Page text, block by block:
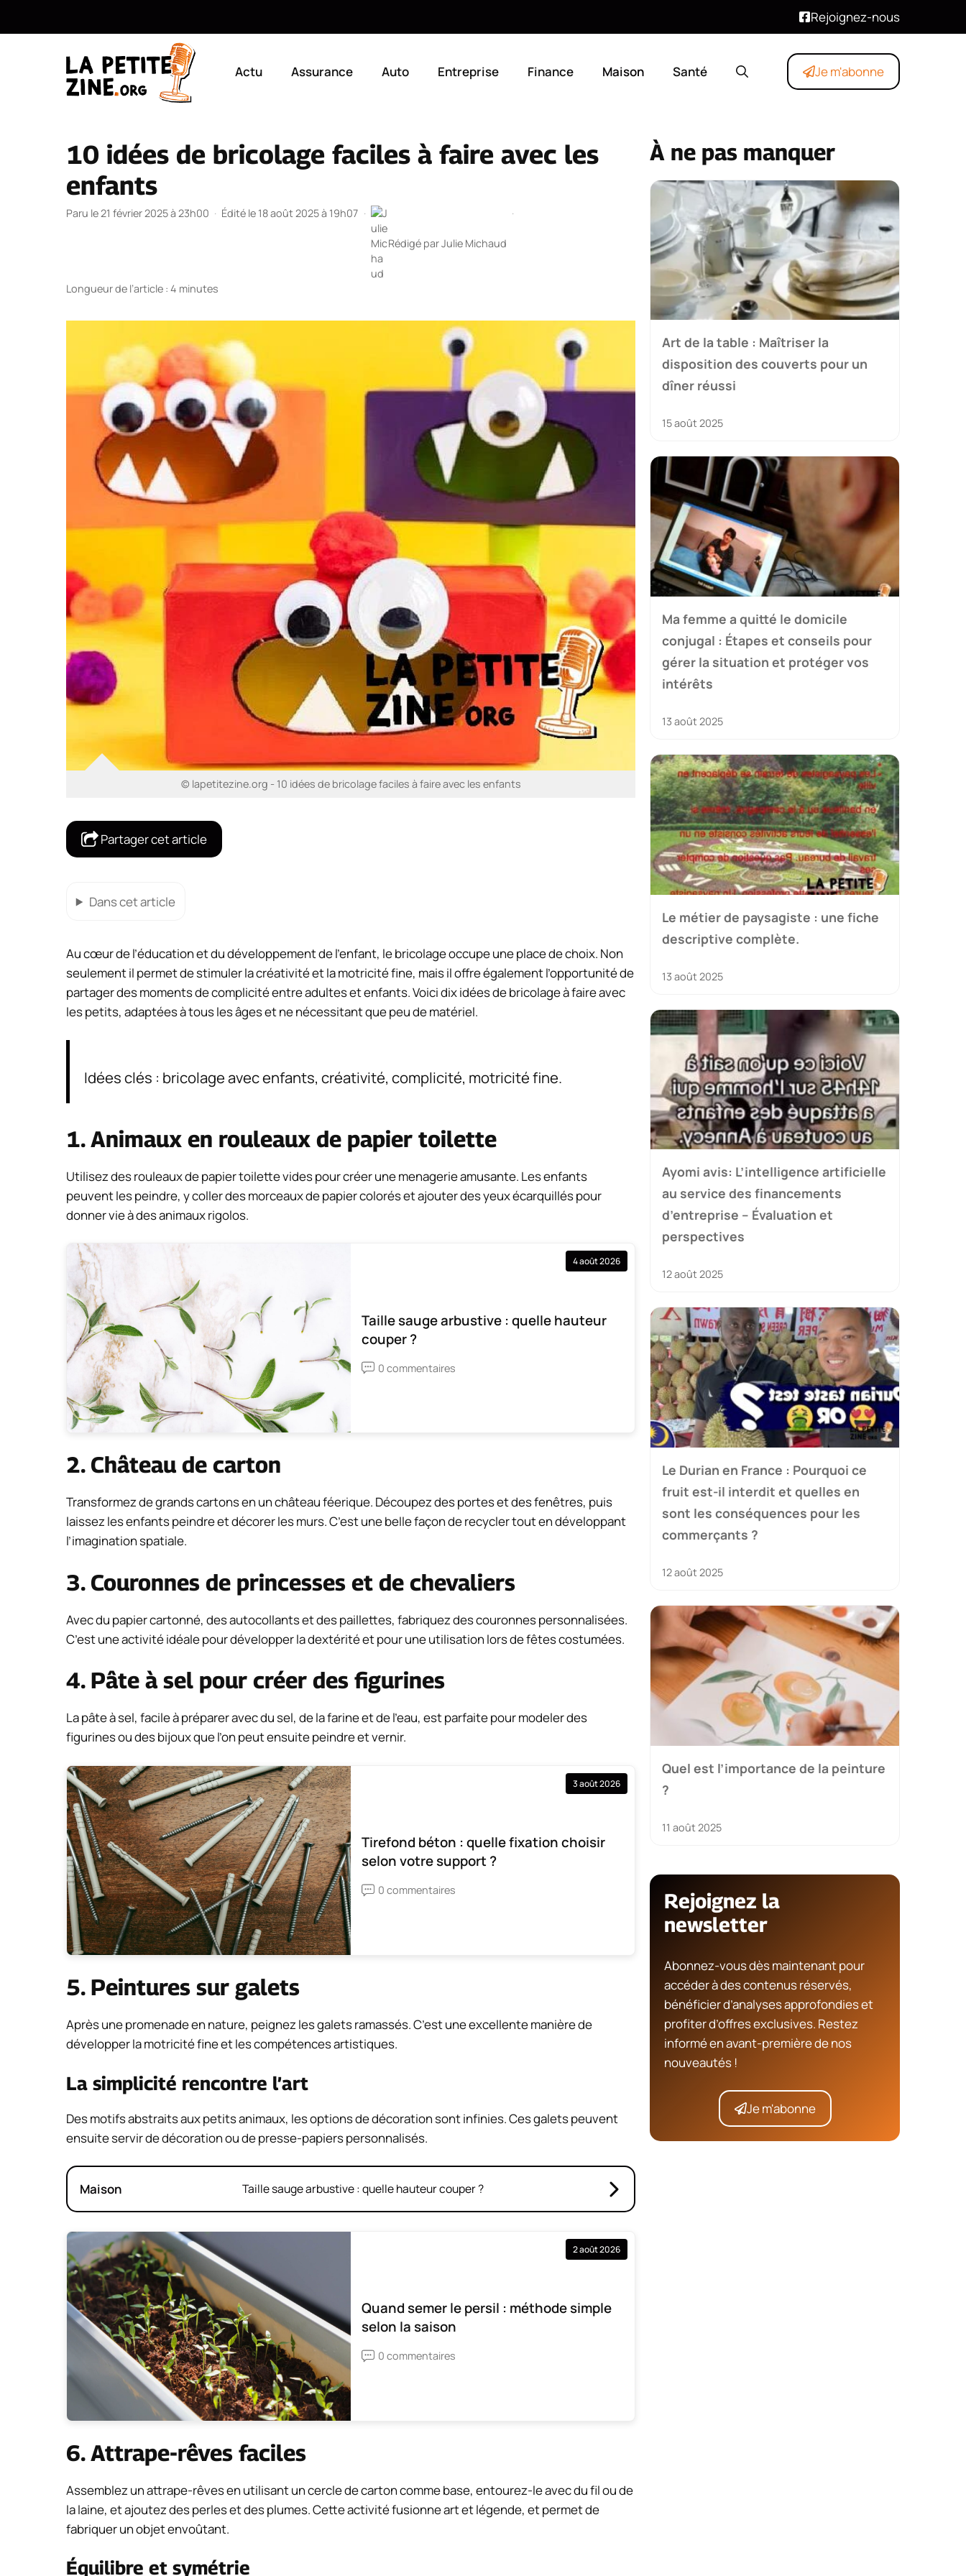
Rejoignez-nous
Actu Assurance Auto Entreprise Finance Maison Santé Je m'abonne
10 idées de bricolage faciles à faire avec les
enfants
Paru le 21 février 2025 à 23h00 · Édité le 18 août 2025 à 19h07 ·
Rédigé parJulie Michaud
·
Longueur de l’article : 4 minutes
© lapetitezine.org - 10 idées de bricolage faciles à faire avec les enfants
Partager cet article
Dans cet article
Au cœur de l’éducation et du développement de l’enfant, le bricolage occupe une place de choix. Non
seulement il permet de stimuler la créativité et la motricité fine, mais il offre également l’opportunité de
partager des moments de complicité entre adultes et enfants. Voici dix idées de bricolage à faire avec
les petits, adaptées à tous les âges et ne nécessitant que peu de matériel.
Idées clés : bricolage avec enfants, créativité, complicité, motricité fine.
1. Animaux en rouleaux de papier toilette
Utilisez des rouleaux de papier toilette vides pour créer une menagerie amusante. Les enfants
peuvent les peindre, y coller des morceaux de papier colorés et ajouter des yeux écarquillés pour
donner vie à des animaux rigolos.
4 août 2026
Taille sauge arbustive : quelle hauteur
couper ?
0 commentaires
2. Château de carton
Transformez de grands cartons en un château féerique. Découpez des portes et des fenêtres, puis
laissez les enfants peindre et décorer les murs. C’est une belle façon de recycler tout en développant
l’imagination spatiale.
3. Couronnes de princesses et de chevaliers
Avec du papier cartonné, des autocollants et des paillettes, fabriquez des couronnes personnalisées.
C’est une activité idéale pour développer la dextérité et pour une utilisation lors de fêtes costumées.
4. Pâte à sel pour créer des figurines
La pâte à sel, facile à préparer avec du sel, de la farine et de l’eau, est parfaite pour modeler des
figurines ou des bijoux que l’on peut ensuite peindre et vernir.
3 août 2026
Tirefond béton : quelle fixation choisir
selon votre support ?
0 commentaires
5. Peintures sur galets
Après une promenade en nature, peignez les galets ramassés. C’est une excellente manière de
développer la motricité fine et les compétences artistiques.
La simplicité rencontre l’art
Des motifs abstraits aux petits animaux, les options de décoration sont infinies. Ces galets peuvent
ensuite servir de décoration ou de presse-papiers personnalisés.
Maison Taille sauge arbustive : quelle hauteur couper ?
2 août 2026
Quand semer le persil : méthode simple
selon la saison
0 commentaires
6. Attrape-rêves faciles
Assemblez un attrape-rêves en utilisant un cercle de carton comme base, entourez-le avec du fil ou de
la laine, et ajoutez des perles et des plumes. Cette activité fusionne art et légende, et permet de
fabriquer un objet envoûtant.
Équilibre et symétrie
À ne pas manquer
Art de la table : Maîtriser la
disposition des couverts pour un
dîner réussi
15 août 2025
Ma femme a quitté le domicile
conjugal : Étapes et conseils pour
gérer la situation et protéger vos
intérêts
13 août 2025
Le métier de paysagiste : une fiche
descriptive complète.
13 août 2025
Ayomi avis: L’intelligence artificielle
au service des financements
d’entreprise – Évaluation et
perspectives
12 août 2025
Le Durian en France : Pourquoi ce
fruit est-il interdit et quelles en
sont les conséquences pour les
commerçants ?
12 août 2025
Quel est l’importance de la peinture
?
11 août 2025
Rejoignez la
newsletter
Abonnez-vous dès maintenant pour
accéder à des contenus réservés,
bénéficier d’analyses approfondies et
profiter d’offres exclusives. Restez
informé en avant-première de nos
nouveautés !
Je m'abonne